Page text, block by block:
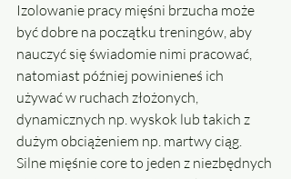
Izolowanie pracy mięśni brzucha może
być dobre na początku treningów, aby
nauczyć się świadomie nimi pracować,
natomiast później powinieneś ich
używać w ruchach złożonych,
dynamicznych np. wyskok lub takich z
dużym obciążeniem np. martwy ciąg.
Silne mięśnie core to jeden z niezbędnych